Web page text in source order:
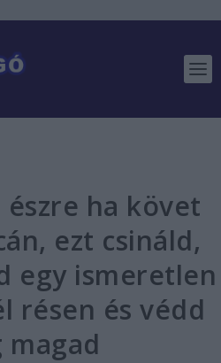
ha követ
ezt csináld,
egy ismeretlen
résen és védd
magad